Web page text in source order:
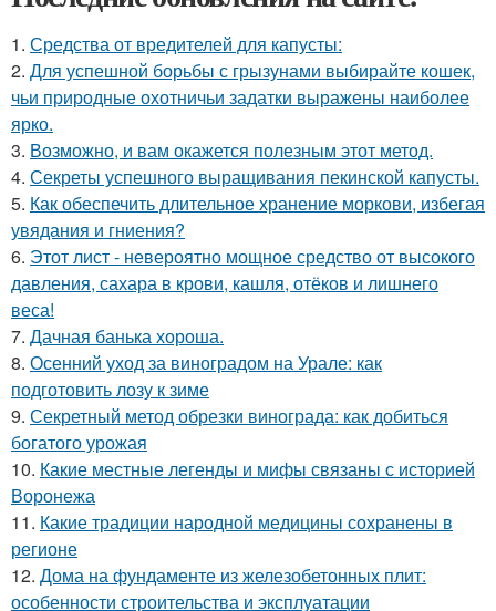
1. Средства от вредителей для капусты:
2. Для успешной борьбы с грызунами выбирайте кошек,
чьи природные охотничьи задатки выражены наиболее
ярко.
3. Возможно, и вам окажется полезным этот метод.
4. Секреты успешного выращивания пекинской капусты.
5. Как обеспечить длительное хранение моркови, избегая
увядания и гниения?
6. Этот лист - невероятно мощное средство от высокого
давления, сахара в крови, кашля, отёков и лишнего
веса!
7. Дачная банька хороша.
8. Осенний уход за виноградом на Урале: как
подготовить лозу к зиме
9. Секретный метод обрезки винограда: как добиться
богатого урожая
10. Какие местные легенды и мифы связаны с историей
Воронежа
11. Какие традиции народной медицины сохранены в
регионе
12. Дома на фундаменте из железобетонных плит:
особенности строительства и эксплуатации